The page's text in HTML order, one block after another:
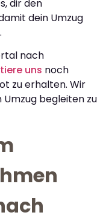
dir den
dein Umzug
nach
uns noch
zu erhalten. Wir
begleiten zu